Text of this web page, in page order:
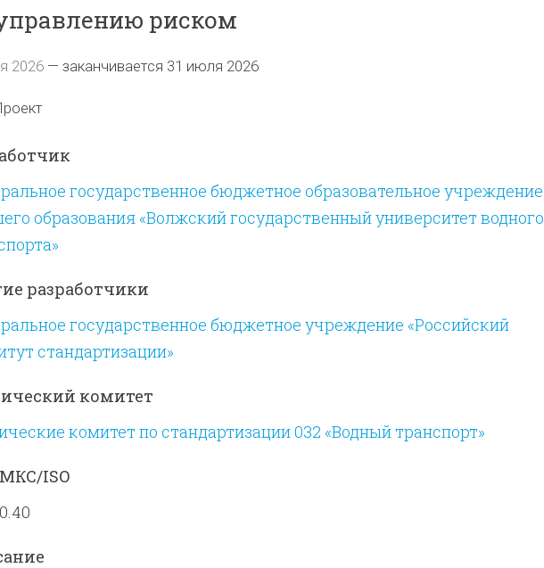
риском
2026— заканчивается 31 июля 2026
государственное бюджетное образовательное учреждение
образования «Волжский государственный университет водного
разработчики
государственное бюджетное учреждение «Российский
стандартизации»
комитет
комитет по стандартизации 032 «Водный транспорт»
ISO